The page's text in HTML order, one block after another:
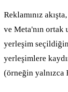
Reklamınız
ve Meta'nın ortak
yerleşim
yerleşimlere
(örneğin yalnızca